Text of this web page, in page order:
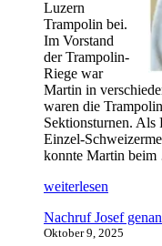
Luzern
Trampolin bei.
Im Vorstand
der Trampolin-
Riege war
Martin in
waren die
Sektionsturnen. Als
Einzel-
konnte Martin
„Nachruf
Gisler“
weiterlesen
Nachruf Josef
Oktober 9, 2025